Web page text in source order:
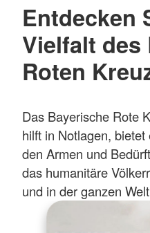
Entdecken
Vielfalt des
Roten
Das Bayerische Rote
hilft in Notlagen,
den Armen und
das humanitäre
und in der ganzen